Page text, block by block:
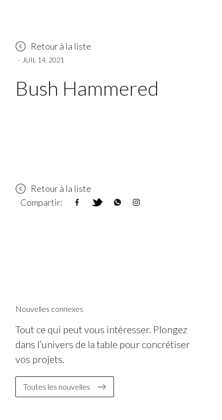
Retour à la liste
· JUIL 14, 2021
Bush Hammered
Retour à la liste
Compartir:
Nouvelles connexes
Tout ce qui peut vous intéresser. Plongez
dans l’univers de la table pour concrétiser
vos projets.
Toutes les nouvelles